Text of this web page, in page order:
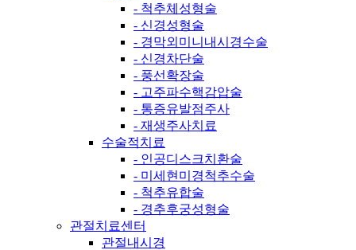
- 척추체성형술
- 신경성형술
- 경막외미니내시경수술
- 신경차단술
- 풍선확장술
- 고주파수핵감압술
- 통증유발점주사
- 재생주사치료
수술적치료
- 인공디스크치환술
- 미세현미경척추수술
- 척추유합술
- 경추후궁성형술
관절치료센터
관절내시경